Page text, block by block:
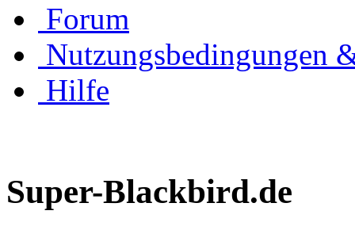
Forum
Nutzungsbedingungen
Hilfe
Super-Blackbird.de